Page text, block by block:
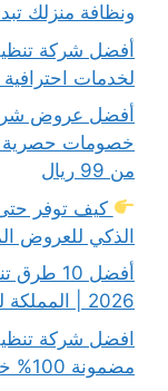
ونظافة منزلك
لخدمات
خصومات حصرية
من 99 ريال
الذكي للعروض
أفضل
2026 | المملكة لخدمات التنظيف
افضل شركة
مضمونة 100% خدمة 24 ساعة احجز الان